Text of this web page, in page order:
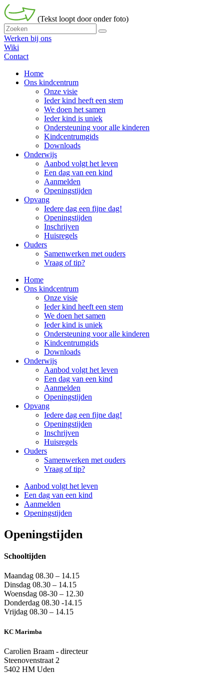
(Tekst loopt door onder foto)
Werken bij ons
Wiki
Contact
Home
Ons kindcentrum
Onze visie
Ieder kind heeft een stem
We doen het samen
Ieder kind is uniek
Ondersteuning voor alle kinderen
Kindcentrumgids
Downloads
Onderwijs
Aanbod volgt het leven
Een dag van een kind
Aanmelden
Openingstijden
Opvang
Iedere dag een fijne dag!
Openingstijden
Inschrijven
Huisregels
Ouders
Samenwerken met ouders
Vraag of tip?
Home
Ons kindcentrum
Onze visie
Ieder kind heeft een stem
We doen het samen
Ieder kind is uniek
Ondersteuning voor alle kinderen
Kindcentrumgids
Downloads
Onderwijs
Aanbod volgt het leven
Een dag van een kind
Aanmelden
Openingstijden
Opvang
Iedere dag een fijne dag!
Openingstijden
Inschrijven
Huisregels
Ouders
Samenwerken met ouders
Vraag of tip?
Aanbod volgt het leven
Een dag van een kind
Aanmelden
Openingstijden
Openingstijden
Schooltijden
Maandag 08.30 – 14.15
Dinsdag 08.30 – 14.15
Woensdag 08-30 – 12.30
Donderdag 08.30 -14.15
Vrijdag 08.30 – 14.15
KC Marimba
Carolien Braam - directeur
Steenovenstraat 2
5402 HM Uden